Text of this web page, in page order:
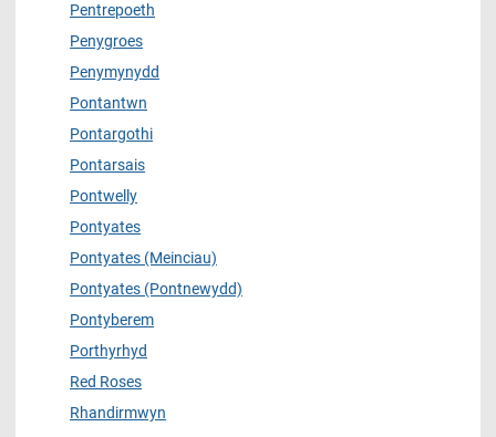
Pentrepoeth
Penygroes
Penymynydd
Pontantwn
Pontargothi
Pontarsais
Pontwelly
Pontyates
Pontyates (Meinciau)
Pontyates (Pontnewydd)
Pontyberem
Porthyrhyd
Red Roses
Rhandirmwyn